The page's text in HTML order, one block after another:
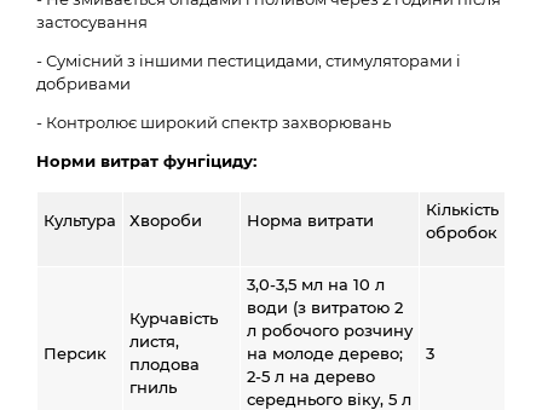
застосування
- Сумісний з іншими пестицидами, стимуляторами і
добривами
- Контролює широкий спектр захворювань
Норми витрат фунгіциду:
Культура Хвороби Норма витрати
Кількість
обробок
Персик
Курчавість
листя,
плодова
гниль
3,0-3,5 мл на 10 л
води (з витратою 2
л робочого розчину
на молоде дерево;
2-5 л на дерево
середнього віку, 5 л
3